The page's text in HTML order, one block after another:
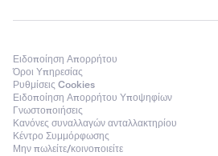
Ειδοποίηση Απορρήτου
Όροι Υπηρεσίας
Ρυθμίσεις Cookies
Ειδοποίηση Απορρήτου Υποψηφίων
Γνωστοποιήσεις
Κανόνες συναλλαγών ανταλλακτηρίου
Κέντρο Συμμόρφωσης
Μην πωλείτε/κοινοποιείτε